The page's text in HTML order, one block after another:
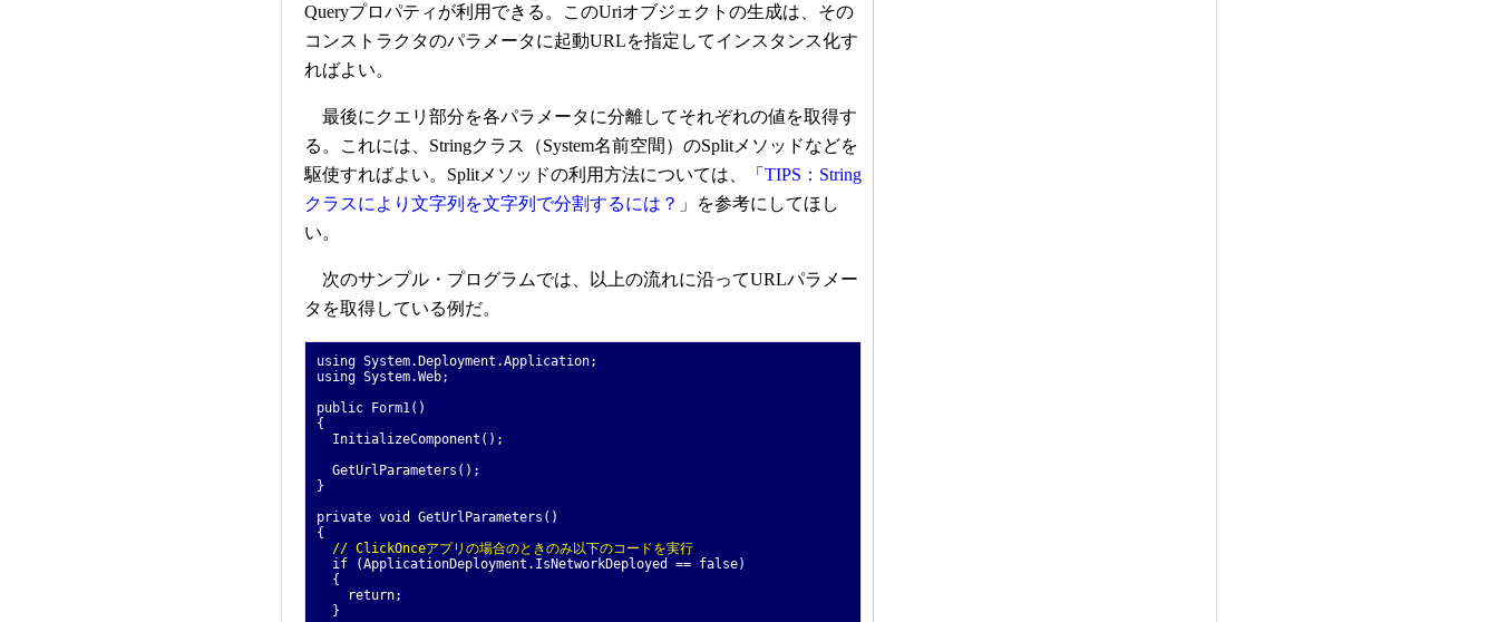
Queryプロパティが利用できる。このUriオブジェクトの生成は、その
コンストラクタのパラメータに起動URLを指定してインスタンス化す
ればよい。
最後にクエリ部分を各パラメータに分離してそれぞれの値を取得す
る。これには、Stringクラス（System名前空間）のSplitメソッドなどを
駆使すればよい。Splitメソッドの利用方法については、「 TIPS：String
クラスにより文字列を文字列で分割するには？ 」を参考にしてほし
い。
次のサンプル・プログラムでは、以上の流れに沿ってURLパラメー
タを取得している例だ。
using System.Deployment.Application;
using System.Web;
public Form1()
{
InitializeComponent();
GetUrlParameters();
}
private void GetUrlParameters()
{
// ClickOnceアプリの場合のときのみ以下のコードを実行
if (ApplicationDeployment.IsNetworkDeployed == false)
{
return;
}